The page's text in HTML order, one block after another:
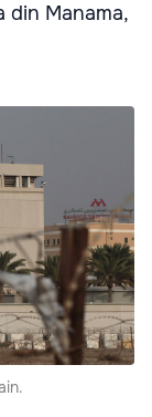
din Manama,